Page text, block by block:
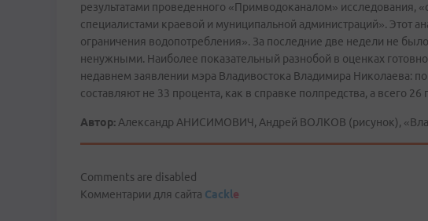
результатами проведенного «Примводоканалом» исследования,
специалистами краевой и муниципальной администраций». Этот
ограничения водопотребления». За последние две недели не
ненужными. Наиболее показательный разнобой в оценках
недавнем заявлении мэра Владивостока Владимира Николаева:
составляют не 33 процента, как в справке полпредства, а всего
Автор: Александр АНИСИМОВИЧ, Андрей ВОЛКОВ (рисунок),
Comments are disabled
Комментарии для сайта Cackle